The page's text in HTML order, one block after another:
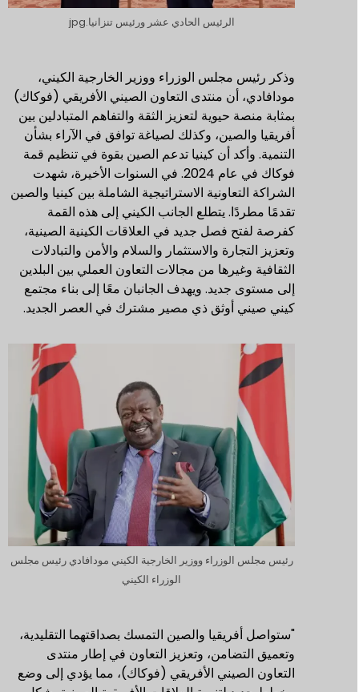
الرئيس الحادي عشر ورئيس تنزانيا.jpg
وذكر رئيس مجلس الوزراء ووزير الخارجية الكيني،
مودافادي، أن منتدى التعاون الصيني الأفريقي (فوكاك)
بمثابة منصة حيوية لتعزيز الثقة والتفاهم المتبادلين بين
أفريقيا والصين، وكذلك لصياغة توافق في الآراء بشأن
التنمية. وأكد أن كينيا تدعم الصين بقوة في تنظيم قمة
فوكاك في عام 2024. في السنوات الأخيرة، شهدت
الشراكة التعاونية الاستراتيجية الشاملة بين كينيا والصين
تقدمًا مطردًا. يتطلع الجانب الكيني إلى هذه القمة
كفرصة لفتح فصل جديد في العلاقات الكينية الصينية،
وتعزيز التجارة والاستثمار والسلام والأمن والتبادلات
الثقافية وغيرها من مجالات التعاون العملي بين البلدين
إلى مستوى جديد. ويهدف الجانبان معًا إلى بناء مجتمع
كيني صيني أوثق ذي مصير مشترك في العصر الجديد.
رئيس مجلس الوزراء ووزير الخارجية الكيني مودافادي رئيس مجلس
الوزراء الكيني
"ستواصل أفريقيا والصين التمسك بصداقتهما التقليدية،
وتعميق التضامن، وتعزيز التعاون في إطار منتدى
التعاون الصيني الأفريقي (فوكاك)، مما يؤدي إلى وضع